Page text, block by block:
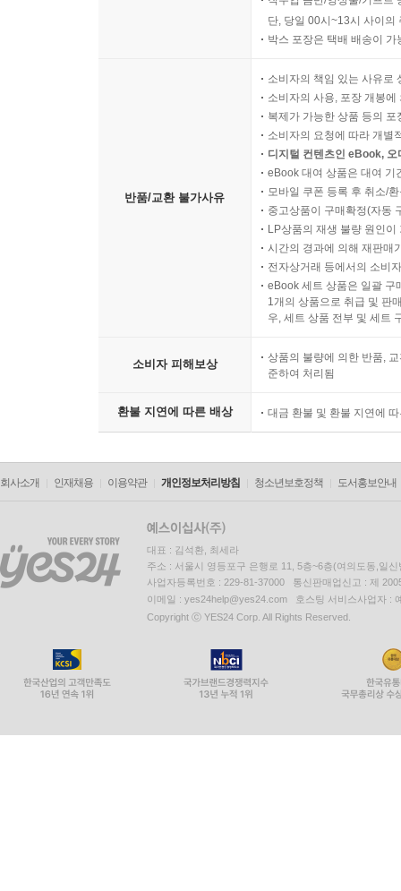
단, 당일 00시~13시 사이의
박스 포장은 택배 배송이
반품/교환 불가사유
소비자의 책임 있는 사유로
소비자의 사용, 포장 개봉
복제가 가능한 상품 등의
소비자의 요청에 따라 개별
디지털 컨텐츠인 eBook,
eBook 대여 상품은 대여 기
모바일 쿠폰 등록 후 취소/
중고상품이 구매확정(자동
LP상품의 재생 불량 원인
시간의 경과에 의해 재판매
전자상거래 등에서의 소비
eBook 세트 상품은 일괄 구
1개의 상품으로 취급 및 판
우, 세트 상품 전부 및 세트
소비자 피해보상
상품의 불량에 의한 반품,
준하여 처리됨
환불 지연에 따른 배상 대금 환불 및 환불 지연에
회사소개 인재채용 이용약관 개인정보처리방침 청소년보호정책 도서홍보안내
대표 : 김석환, 최세라
주소 : 서울시 영등포구 은행로 11, 5층~6층(여의도동,일신
사업자등록번호 : 229-81-37000 통신판매업신고 : 제
이메일 : yes24help@yes24.com 호스팅 서비스사업자 :
Copyright ⓒ YES24 Corp. All Rights Reserved.